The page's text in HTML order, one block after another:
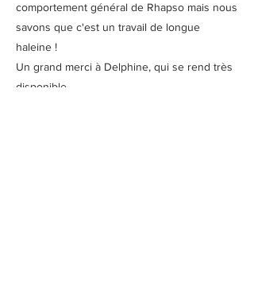
comportement général de Rhapso mais nous
savons que c'est un travail de longue
haleine !
Un grand merci à Delphine, qui se rend très
disponible.